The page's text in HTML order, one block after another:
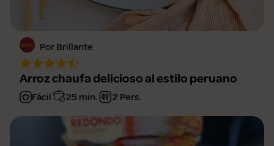
Por Brillante
Arroz chaufa delicioso al estilo peruano
Fácil 25 min. 2 Pers.